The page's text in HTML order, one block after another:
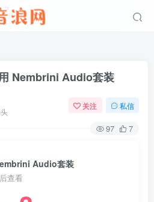
Nembrini Audio套装
关注 私信
97 7
Audio套装
查看